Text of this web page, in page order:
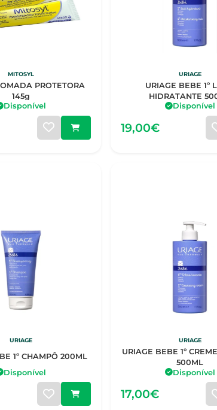
MITOSYL
145g
Disponível
URIAGE
URIAGE BEBE 1º
HIDRATANTE
Disponível
19,00€
URIAGE
1º CHAMPÔ 200ML
Disponível
URIAGE
URIAGE BEBE 1º
500ML
Disponível
17,00€